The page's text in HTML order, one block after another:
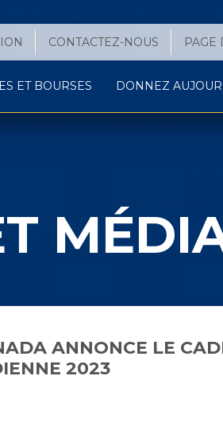
CONTACTEZ-NOUS PAGE
ET BOURSES DONNEZ
ANNONCE LE
2023